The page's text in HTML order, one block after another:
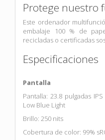
Protege nuestro
Este ordenador
embalaje 100 % de
recicladas o certificadas
Especificaciones
Pantalla
Pantalla: 23.8 pulgadas
Low Blue Light
Brillo: 250 nits
Cobertura de color: 99%